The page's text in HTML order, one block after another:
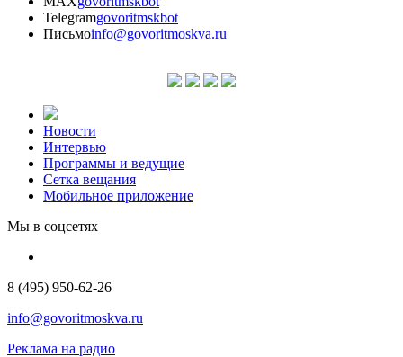
Telegramgovoritmskbot
Письмоinfo@govoritmoskva.ru
Новости
Интервью
Программы и ведущие
Сетка вещания
Мобильное приложение
Мы в соцсетях
8 (495) 950-62-26
info@govoritmoskva.ru
Реклама на радио